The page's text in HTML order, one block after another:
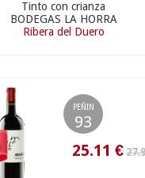
Tinto con crianza
BODEGAS LA HORRA
Ribera del Duero
PEÑIN
93
25.11 €